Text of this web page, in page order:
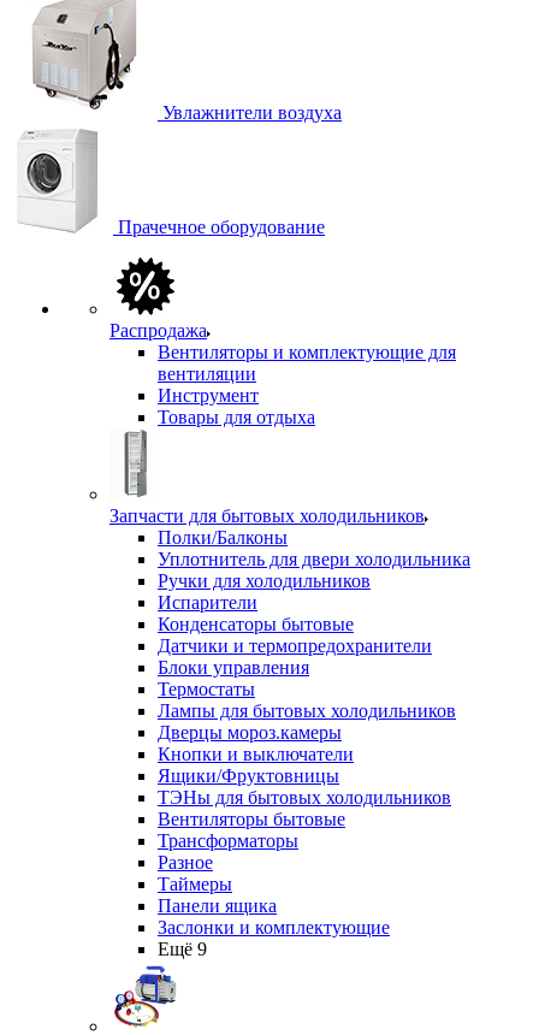
Увлажнители воздуха
Прачечное оборудование
Распродажа
Вентиляторы и комплектующие для
вентиляции
Инструмент
Товары для отдыха
Запчасти для бытовых холодильников
Полки/Балконы
Уплотнитель для двери холодильника
Ручки для холодильников
Испарители
Конденсаторы бытовые
Датчики и термопредохранители
Блоки управления
Термостаты
Лампы для бытовых холодильников
Дверцы мороз.камеры
Кнопки и выключатели
Ящики/Фруктовницы
ТЭНы для бытовых холодильников
Вентиляторы бытовые
Трансформаторы
Разное
Таймеры
Панели ящика
Заслонки и комплектующие
Ещё 9